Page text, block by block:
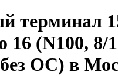
терминал
(N100, 8/
ОС) в